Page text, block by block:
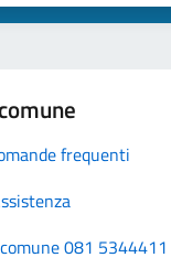
frequenti
081 5344411